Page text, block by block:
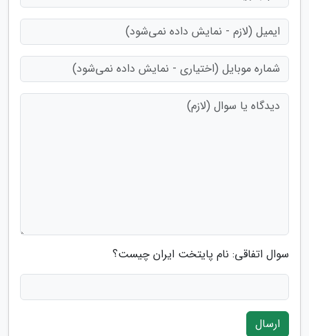
سوال اتفاقی: نام پایتخت ایران چیست؟
ارسال